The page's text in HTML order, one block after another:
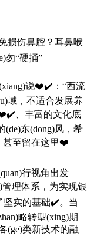
免损伤鼻腔？耳鼻喉
勿“硬捅”
说❤️✔️：“西流
域，不适合发展养
、丰富的文化底
东(dong)风，希
至留在这里❤️
行视角出发
管理体系，为实现银
的基础✔️。当
略转型(xing)期
(ge)类新技术的融